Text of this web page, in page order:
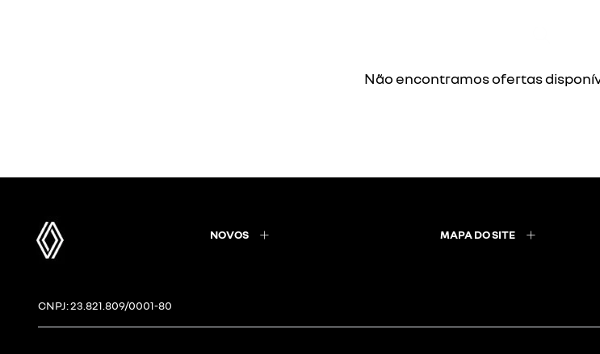
Não encontramos ofertas
NOVOS MAPA DO SITE
CNPJ: 23.821.809/0001-80